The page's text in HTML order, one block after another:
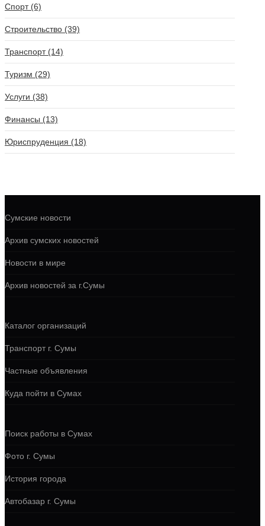
Спорт (6)
Строительство (39)
Транспорт (14)
Туризм (29)
Услуги (38)
Финансы (13)
Юриспруденция (18)
Сумские новости
Архив сумских новостей
Новости в мире
Архив новостей за г.Сумы
Каталог организаций
Транспорт г. Сумы
Частные объявления
Куда пойти в Сумах
Поиск работы в Сумах
Фото г. Сумы
История города
Автобазар г. Сумы